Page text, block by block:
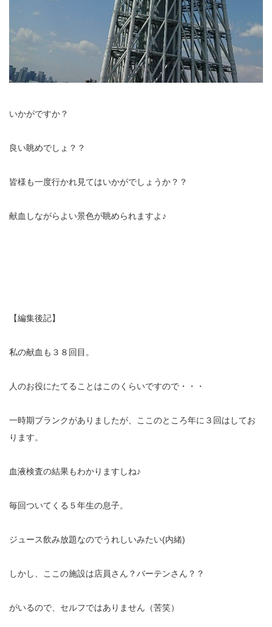
いかがですか？
良い眺めでしょ？？
皆様も一度行かれ見てはいかがでしょうか？？
献血しながらよい景色が眺められますよ♪
【編集後記】
私の献血も３８回目。
人のお役にたてることはこのくらいですので・・・
一時期ブランクがありましたが、ここのところ年に３回はしてお
ります。
血液検査の結果もわかりますしね♪
毎回ついてくる５年生の息子。
ジュース飲み放題なのでうれしいみたい(内緒)
しかし、ここの施設は店員さん？バーテンさん？？
がいるので、セルフではありません（苦笑）